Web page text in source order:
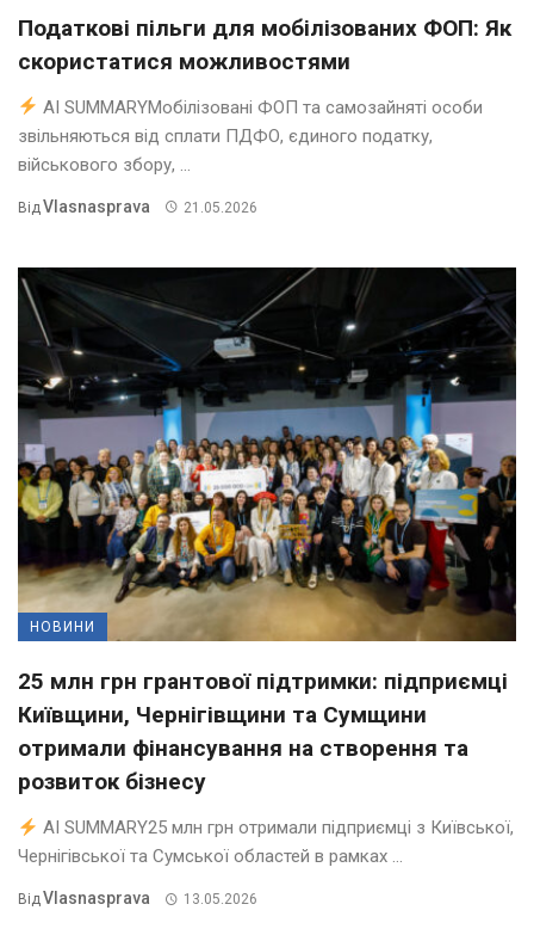
Податкові пільги для мобілізованих ФОП: Як
скористатися можливостями
AI SUMMARYМобілізовані ФОП та самозайняті особи
звільняються від сплати ПДФО, єдиного податку,
військового збору, ...
Від Vlasnasprava 21.05.2026
НОВИНИ
25 млн грн грантової підтримки: підприємці
Київщини, Чернігівщини та Сумщини
отримали фінансування на створення та
розвиток бізнесу
AI SUMMARY25 млн грн отримали підприємці з Київської,
Чернігівської та Сумської областей в рамках ...
ВідVlasnasprava 13.05.2026